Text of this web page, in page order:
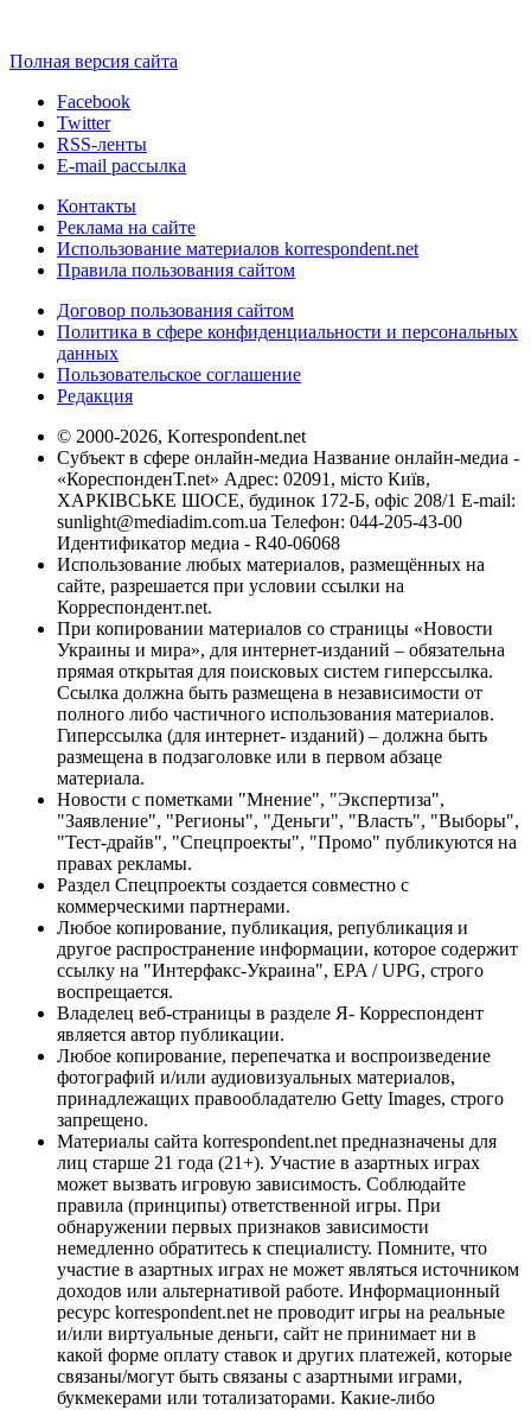
Полная версия сайта
Facebook
Twitter
RSS-ленты
E-mail рассылка
Контакты
Реклама на сайте
Использование материалов korrespondent.net
Правила пользования сайтом
Договор пользования сайтом
Политика в сфере конфиденциальности и персональных
данных
Пользовательское соглашение
Редакция
© 2000-2026, Korrespondent.net
Субъект в сфере онлайн-медиа Название онлайн-медиа -
«КореспонденТ.net» Адрес: 02091, місто Київ,
ХАРКІВСЬКЕ ШОСЕ, будинок 172-Б, офіс 208/1 E-mail:
sunlight@mediadim.com.ua Телефон: 044-205-43-00
Идентификатор медиа - R40-06068
Использование любых материалов, размещённых на
сайте, разрешается при условии ссылки на
Корреспондент.net.
При копировании материалов со страницы «Новости
Украины и мира», для интернет-изданий – обязательна
прямая открытая для поисковых систем гиперссылка.
Ссылка должна быть размещена в независимости от
полного либо частичного использования материалов.
Гиперссылка (для интернет- изданий) – должна быть
размещена в подзаголовке или в первом абзаце
материала.
Новости с пометками "Мнение", "Экспертиза",
"Заявление", "Регионы", "Деньги", "Власть", "Выборы",
"Тест-драйв", "Спецпроекты", "Промо" публикуются на
правах рекламы.
Раздел Спецпроекты создается совместно с
коммерческими партнерами.
Любое копирование, публикация, републикация и
другое распространение информации, которое содержит
ссылку на "Интерфакс-Украина", EPA / UPG, строго
воспрещается.
Владелец веб-страницы в разделе Я- Корреспондент
является автор публикации.
Любое копирование, перепечатка и воспроизведение
фотографий и/или аудиовизуальных материалов,
принадлежащих правообладателю Getty Images, строго
запрещено.
Материалы сайта korrespondent.net предназначены для
лиц старше 21 года (21+). Участие в азартных играх
может вызвать игровую зависимость. Соблюдайте
правила (принципы) ответственной игры. При
обнаружении первых признаков зависимости
немедленно обратитесь к специалисту. Помните, что
участие в азартных играх не может являться источником
доходов или альтернативой работе. Информационный
ресурс korrespondent.net не проводит игры на реальные
и/или виртуальные деньги, сайт не принимает ни в
какой форме оплату ставок и других платежей, которые
связаны/могут быть связаны с азартными играми,
букмекерами или тотализаторами. Какие-либо